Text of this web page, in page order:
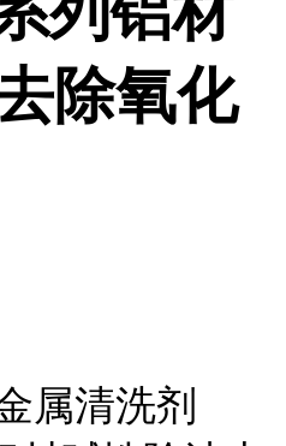
除氧化
属清洗剂